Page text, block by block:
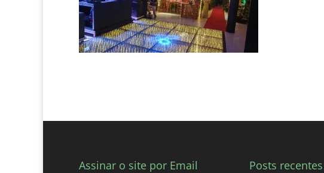
Assinar o site por Email Posts recentes